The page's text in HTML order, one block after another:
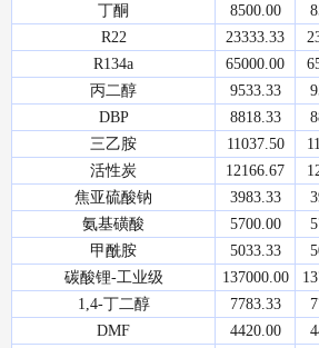
丁酮
8500.00
R22
23333.33
R134a
65000.00
丙二醇
9533.33
DBP
8818.33
三乙胺
11037.50
活性炭
12166.67
焦亚硫酸钠
3983.33
氨基磺酸
5700.00
甲酰胺
5033.33
碳酸锂-工业级
137000.00
1,4-丁二醇
7783.33
DMF
4420.00